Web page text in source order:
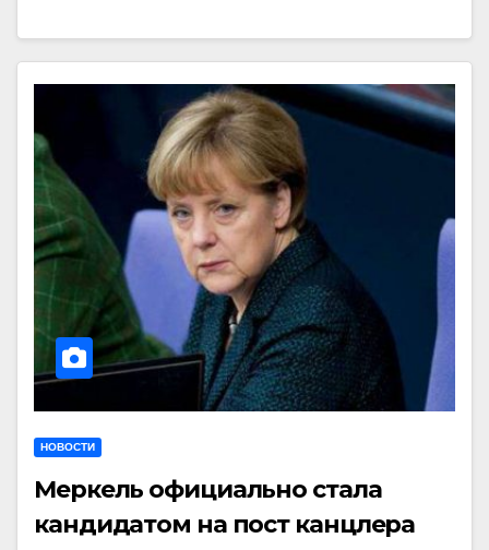
НОВОСТИ
Меркель официально стала
кандидатом на пост канцлера